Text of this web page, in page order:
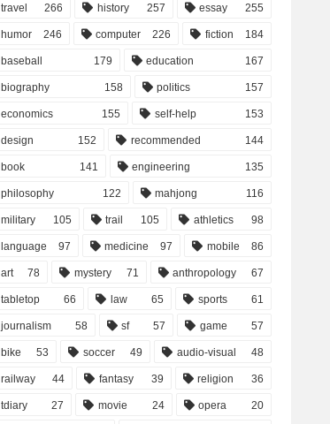
travel 266 history 257 essay 255
humor 246 computer 226 fiction 184
baseball 179 education 167
biography 158 politics 157
economics 155 self-help 153
design 152 recommended 144
book 141 engineering 135
philosophy 122 mahjong 116
military 105 trail 105 athletics 98
language 97 medicine 97 mobile 86
art 78 mystery 71 anthropology 67
tabletop 66 law 65 sports 61
journalism 58 sf 57 game 57
bike 53 soccer 49 audio-visual 48
railway 44 fantasy 39 religion 36
tdiary 27 movie 24 opera 20